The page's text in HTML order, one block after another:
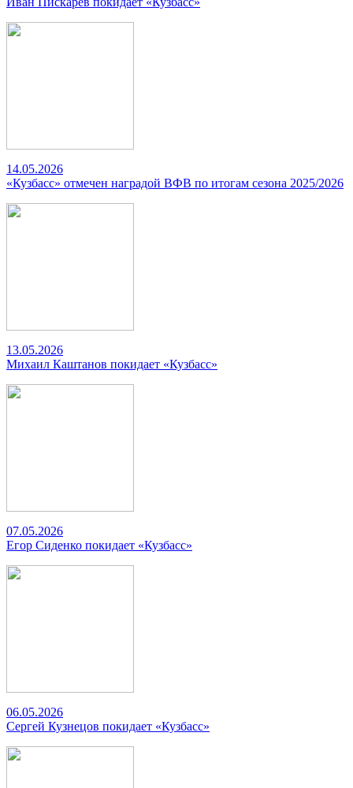
14.05.2026
«Кузбасс» отмечен наградой ВФВ по итогам сезона 2025/2026
13.05.2026
Михаил Каштанов покидает «Кузбасс»
07.05.2026
Егор Сиденко покидает «Кузбасс»
06.05.2026
Сергей Кузнецов покидает «Кузбасс»